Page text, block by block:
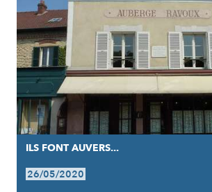
ILS FONT AUVERS...
26/05/2020